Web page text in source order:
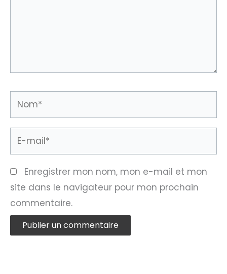
Nom*
E-
Enregistrer mon nom, mon e-mail et mon
site dans le navigateur pour mon prochain
commentaire.